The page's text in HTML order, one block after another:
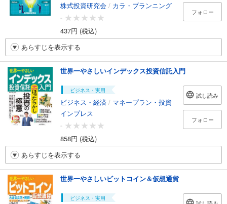
株式投資研究会 / カラ・プランニング
-
437円 (税込)
フォロー
あらすじを表示する
世界一やさしいインデックス投資信託入門
ビジネス・実用
ビジネス・経済 / マネープラン・投資
インプレス
-
858円 (税込)
試し読み
フォロー
あらすじを表示する
世界一やさしいビットコイン＆仮想通貨
ビジネス・実用